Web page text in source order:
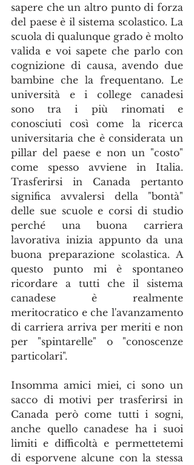
sapere che un altro punto di forza
del paese è il sistema scolastico. La
scuola di qualunque grado è molto
valida e voi sapete che parlo con
cognizione di causa, avendo due
bambine che la frequentano. Le
università e i college canadesi
sono tra i più rinomati e
conosciuti così come la ricerca
universitaria che è considerata un
pillar del paese e non un "costo"
come spesso avviene in Italia.
Trasferirsi in Canada pertanto
significa avvalersi della "bontà"
delle sue scuole e corsi di studio
perché una buona carriera
lavorativa inizia appunto da una
buona preparazione scolastica. A
questo punto mi è spontaneo
ricordare a tutti che il sistema
canadese è realmente
meritocratico e che l'avanzamento
di carriera arriva per meriti e non
per "spintarelle" o "conoscenze
particolari".
Insomma amici miei, ci sono un
sacco di motivi per trasferirsi in
Canada però come tutti i sogni,
anche quello canadese ha i suoi
limiti e difficoltà e permettetemi
di esporvene alcune con la stessa